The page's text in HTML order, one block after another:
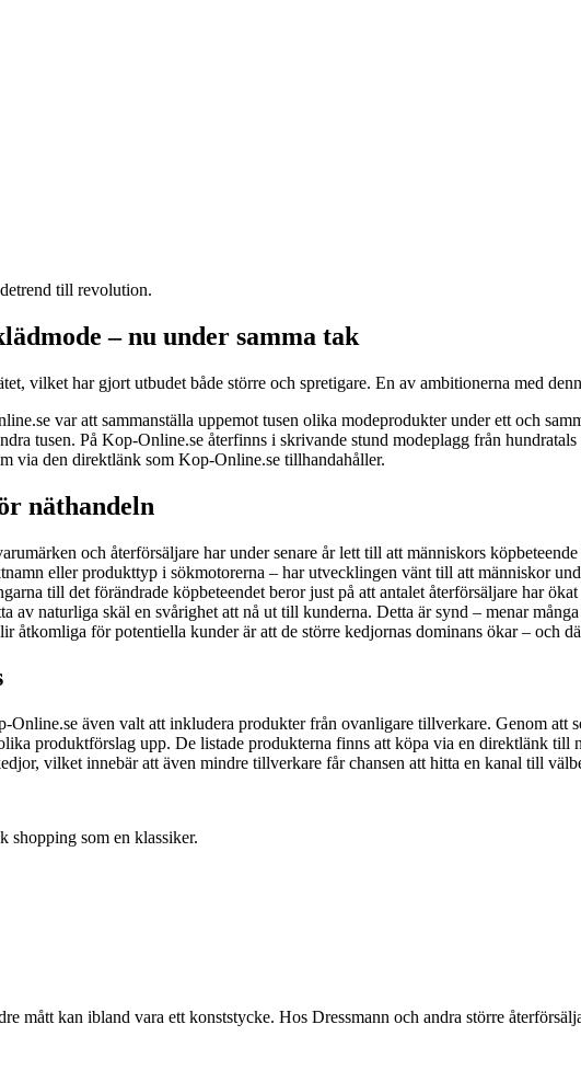
till revolution.
– nu under samma tak
vilket har gjort utbudet både större och spretigare. En av ambitionerna med
var att sammanställa uppemot tusen olika modeprodukter under ett och
tusen. På Kop-Online.se återfinns i skrivande stund modeplagg från
via den direktlänk som Kop-Online.se tillhandahåller.
näthandeln
och återförsäljare har under senare år lett till att människors
eller produkttyp i sökmotorerna – har utvecklingen vänt till att människor
till det förändrade köpbeteendet beror just på att antalet återförsäljare har
av naturliga skäl en svårighet att nå ut till kunderna. Detta är synd – menar
åtkomliga för potentiella kunder är att de större kedjornas dominans ökar – och
Online.se även valt att inkludera produkter från ovanligare tillverkare. Genom
produktförslag upp. De listade produkterna finns att köpa via en direktlänk till
vilket innebär att även mindre tillverkare får chansen att hitta en kanal till
shopping som en klassiker.
mått kan ibland vara ett konststycke. Hos Dressmann och andra större